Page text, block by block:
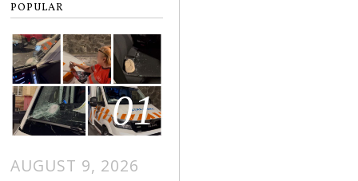
POPULAR
01
AUGUST 9, 2026